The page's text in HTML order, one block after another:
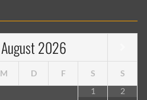
August2026
M D F S
S
1
2